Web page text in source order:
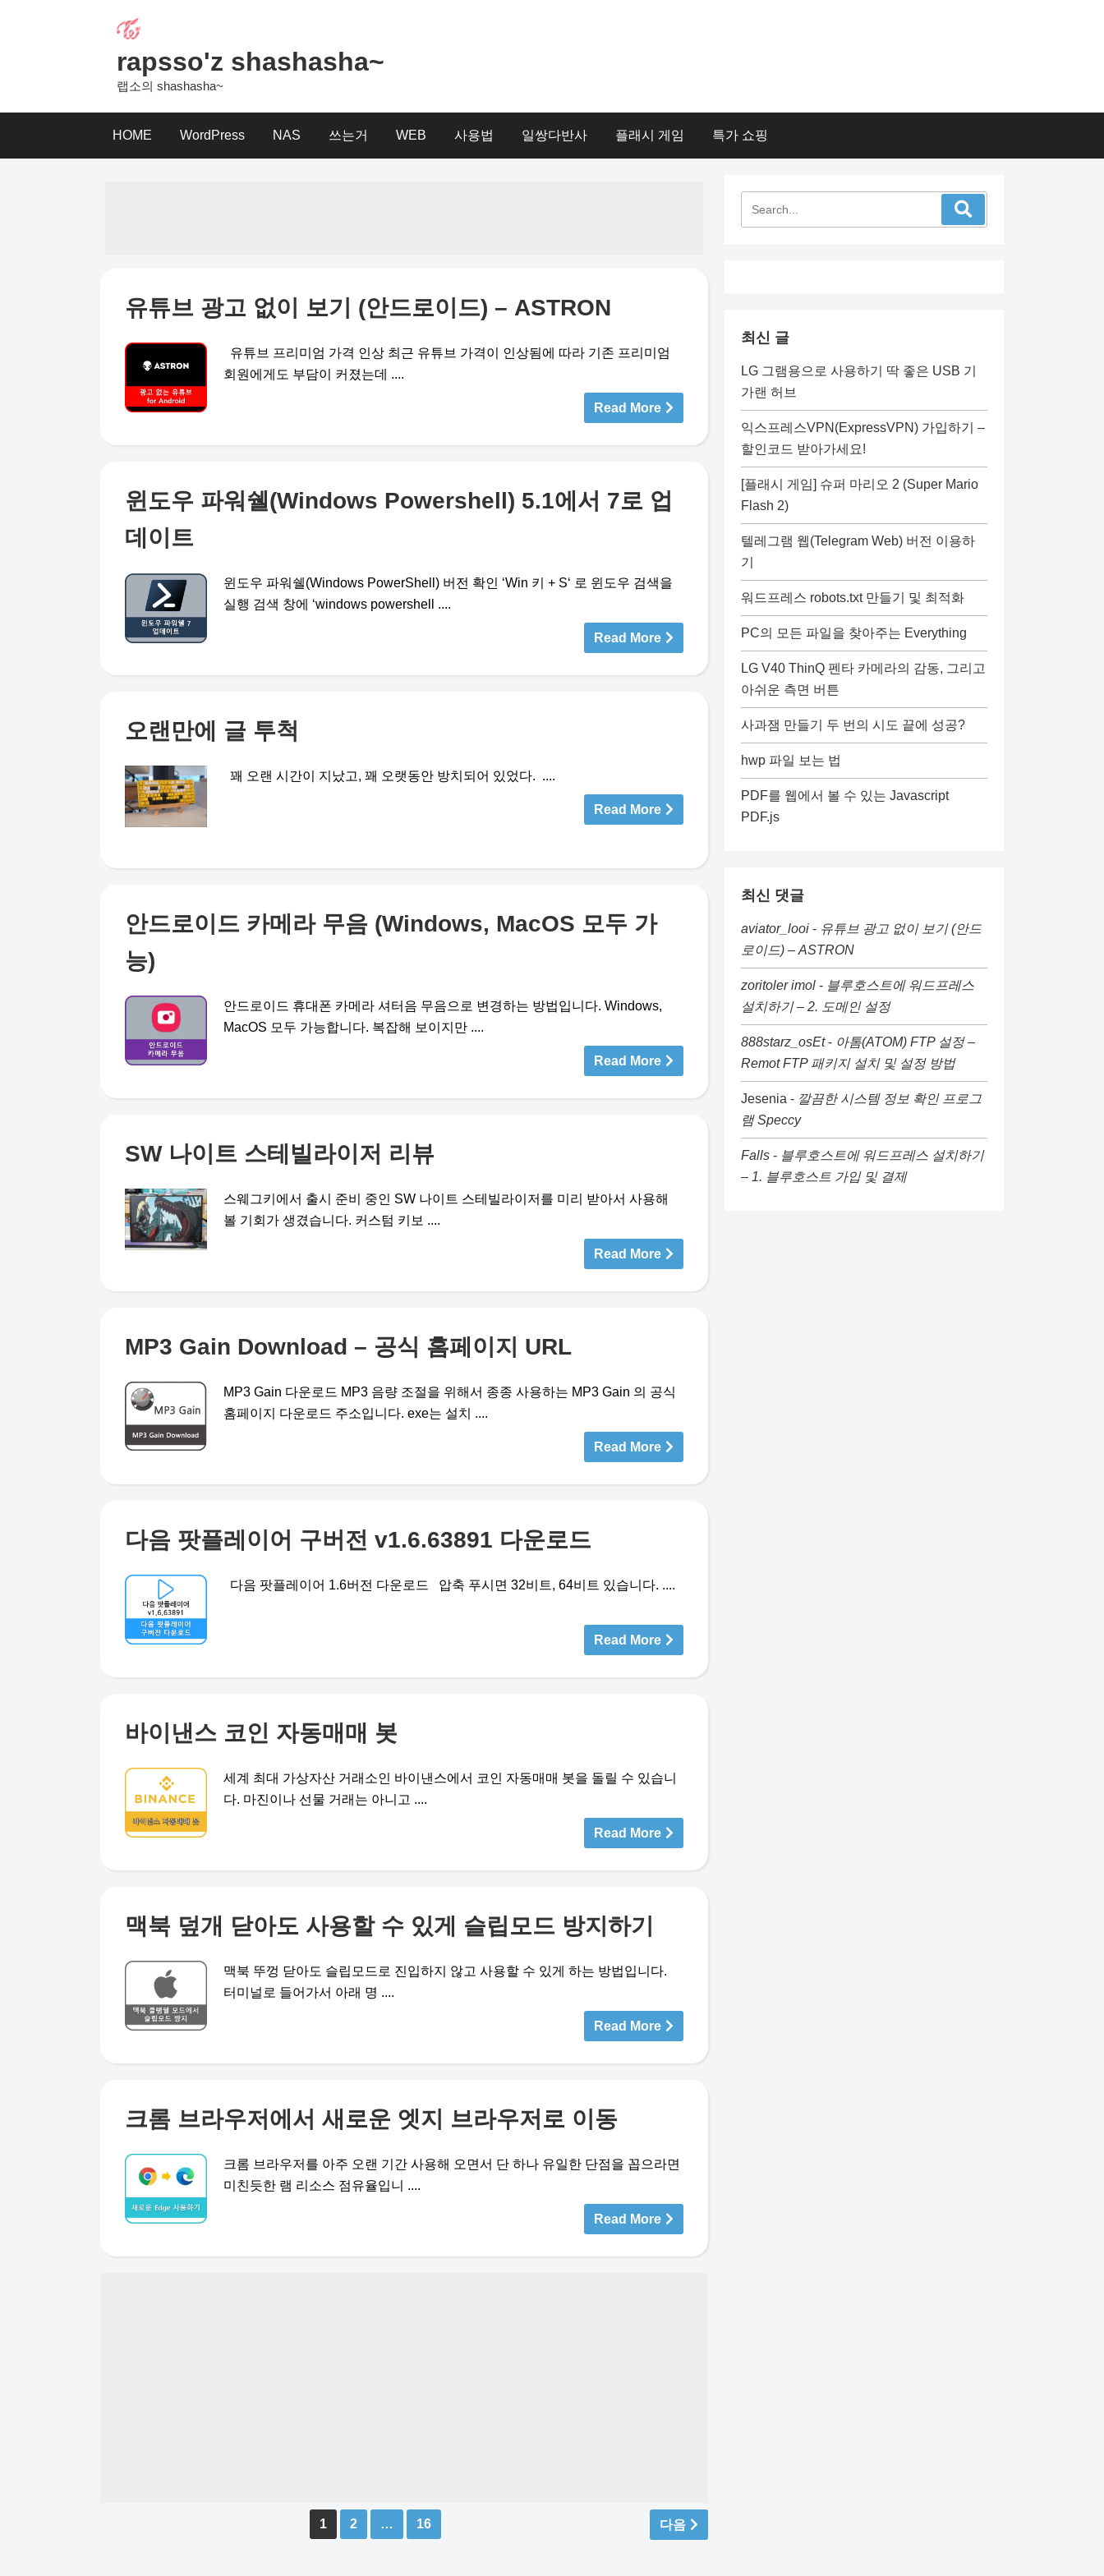
rapsso'z shashasha~
랩소의 shashasha~
HOME WordPress NAS 쓰는거 WEB 사용법 일쌍다반사 플래시 게임 특가 쇼핑
유튜브 광고 없이 보기 (안드로이드) – ASTRON
유튜브 프리미엄 가격 인상 최근 유튜브 가격이 인상됨에 따라 기존 프리미엄
회원에게도 부담이 커졌는데 ....
Read More
윈도우 파워쉘(Windows Powershell) 5.1에서 7로 업
데이트
윈도우 파워쉘(Windows PowerShell) 버전 확인 ‘Win 키 + S‘ 로 윈도우 검색을
실행 검색 창에 ‘windows powershell ....
Read More
오랜만에 글 투척
꽤 오랜 시간이 지났고, 꽤 오랫동안 방치되어 있었다. ....
Read More
안드로이드 카메라 무음 (Windows, MacOS 모두 가
능)
안드로이드 휴대폰 카메라 셔터음 무음으로 변경하는 방법입니다. Windows,
MacOS 모두 가능합니다. 복잡해 보이지만 ....
Read More
SW 나이트 스테빌라이저 리뷰
스웨그키에서 출시 준비 중인 SW 나이트 스테빌라이저를 미리 받아서 사용해
볼 기회가 생겼습니다. 커스텀 키보 ....
Read More
MP3 Gain Download – 공식 홈페이지 URL
MP3 Gain 다운로드 MP3 음량 조절을 위해서 종종 사용하는 MP3 Gain 의 공식
홈페이지 다운로드 주소입니다. exe는 설치 ....
Read More
다음 팟플레이어 구버전 v1.6.63891 다운로드
다음 팟플레이어 1.6버전 다운로드 압축 푸시면 32비트, 64비트 있습니다. ....
Read More
바이낸스 코인 자동매매 봇
세계 최대 가상자산 거래소인 바이낸스에서 코인 자동매매 봇을 돌릴 수 있습니
다. 마진이나 선물 거래는 아니고 ....
Read More
맥북 덮개 닫아도 사용할 수 있게 슬립모드 방지하기
맥북 뚜껑 닫아도 슬립모드로 진입하지 않고 사용할 수 있게 하는 방법입니다.
터미널로 들어가서 아래 명 ....
Read More
크롬 브라우저에서 새로운 엣지 브라우저로 이동
크롬 브라우저를 아주 오랜 기간 사용해 오면서 단 하나 유일한 단점을 꼽으라면
미친듯한 램 리소스 점유율입니 ....
Read More
1 2 … 16 다음
최신 글
LG 그램용으로 사용하기 딱 좋은 USB 기
가랜 허브
익스프레스VPN(ExpressVPN) 가입하기 –
할인코드 받아가세요!
[플래시 게임] 슈퍼 마리오 2 (Super Mario
Flash 2)
텔레그램 웹(Telegram Web) 버전 이용하
기
워드프레스 robots.txt 만들기 및 최적화
PC의 모든 파일을 찾아주는 Everything
LG V40 ThinQ 펜타 카메라의 감동, 그리고
아쉬운 측면 버튼
사과잼 만들기 두 번의 시도 끝에 성공?
hwp 파일 보는 법
PDF를 웹에서 볼 수 있는 Javascript
PDF.js
최신 댓글
aviator_looi - 유튜브 광고 없이 보기 (안드
로이드) – ASTRON
zoritoler imol - 블루호스트에 워드프레스
설치하기 – 2. 도메인 설정
888starz_osEt- 아톰(ATOM) FTP 설정 –
Remot FTP 패키지 설치 및 설정 방법
Jesenia - 깔끔한 시스템 정보 확인 프로그
램 Speccy
Falls - 블루호스트에 워드프레스 설치하기
– 1. 블루호스트 가입 및 결제